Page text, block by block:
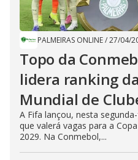
PALMEIRAS ONLINE/27/04/
Topo da
lidera ranking
Mundial de
A Fifa lançou, nesta
que valerá vagas para a
2029. Na Conmebol,...